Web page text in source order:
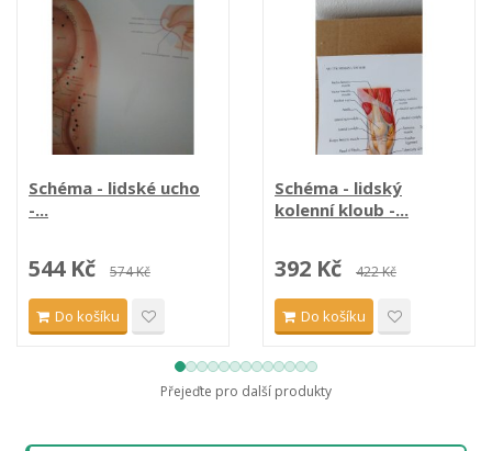
Schéma - lidské ucho
-...
544 Kč 574 Kč
Do košíku
Schéma - lidský
kolenní kloub -...
392 Kč 422 Kč
Do košíku
Přejeďte pro další produkty